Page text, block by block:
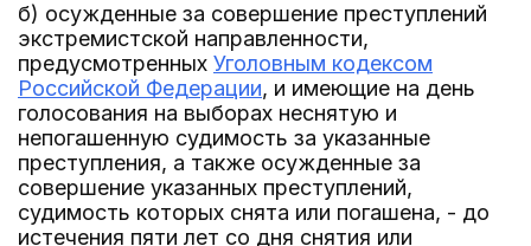
б) осужденные за совершение преступлений
экстремистской направленности,
предусмотренных Уголовным кодексом
Российской Федерации, и имеющие на день
голосования на выборах неснятую и
непогашенную судимость за указанные
преступления, а также осужденные за
совершение указанных преступлений,
судимость которых снята или погашена, - до
истечения пяти лет со дня снятия или